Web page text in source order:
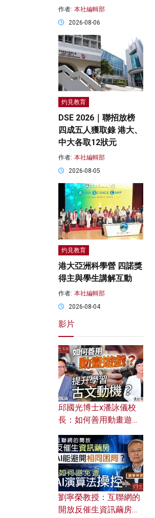
作者: 本社編輯部
2026-08-06
灼見教育
DSE 2026｜聯招放榜
四成五人獲取錄 港大、
中大各取12狀元
作者: 本社編輯部
2026-08-05
灼見教育
港大亞洲科學營 四諾獎
得主與學生講解互動
作者: 本社編輯部
2026-08-04
影片
邱國光博士x潘詠儀校
長：如何善用動畫遊戲
劉寧榮教授：互聯網的
開放反催生資訊繭房，